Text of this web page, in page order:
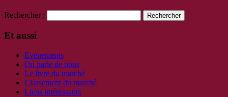
Rechercher :
Et aussi
Evènements
On parle de nous
Le livre du marché
Classement du marché
Liens intéressants